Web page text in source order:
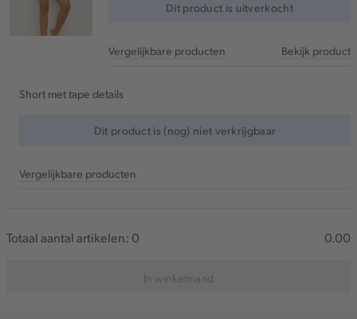
Dit product is uitverkocht
Vergelijkbare producten Bekijk product
Short met tape details
Dit product is (nog) niet verkrijgbaar
Vergelijkbare producten
Totaal aantal artikelen: 0 0.00
In winkelmand